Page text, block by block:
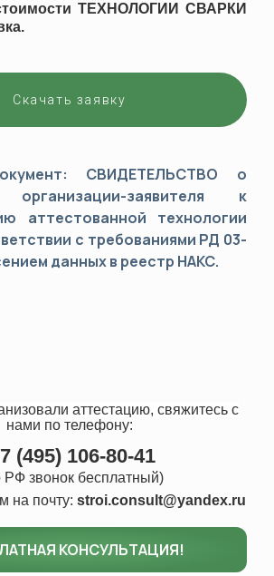
ТЕХНОЛОГИИ СВАРКИ
Скачать заявку
СВИДЕТЕЛЬСТВО о
организации-заявителя к
аттестованной технологии
с требованиями РД 03-
данных в реестр НАКС.
аттестацию, свяжитесь с
нами по телефону:
(495) 106-80-41
РФ звонок бесплатный)
на почту: stroi.consult@yandex.ru
КОНСУЛЬТАЦИЯ!